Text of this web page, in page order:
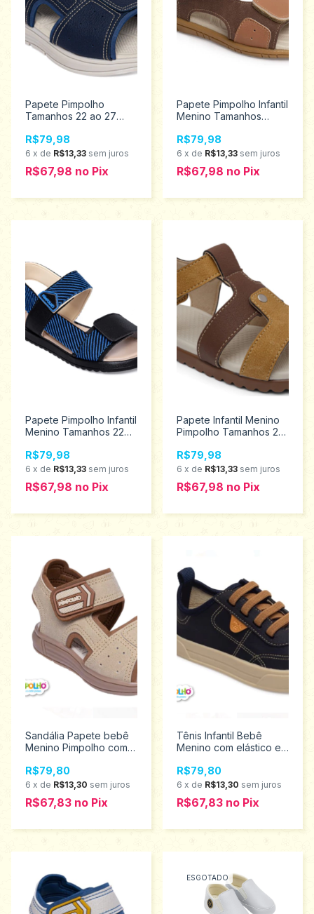
Papete Pimpolho
Tamanhos 22 ao 27
R$79,98
6 x de R$13,33 sem juros
R$67,98 no Pix
Papete Pimpolho Infantil
Menino Tamanhos
R$79,98
6 x de R$13,33 sem juros
R$67,98 no Pix
Papete Pimpolho Infantil
Menino Tamanhos 22
R$79,98
6 x de R$13,33 sem juros
R$67,98 no Pix
Papete Infantil Menino
Pimpolho Tamanhos 22
R$79,98
6 x de R$13,33 sem juros
R$67,98 no Pix
Sandália Papete bebê
Menino Pimpolho com
R$79,80
6 x de R$13,30 sem juros
R$67,83 no Pix
Tênis Infantil Bebê
Menino com elástico e
Pimpolho Tamanhos 16
ao 21 0120176
Promoção
R$79,80
6 x de R$13,30 sem juros
R$67,83 no Pix
ESGOTADO